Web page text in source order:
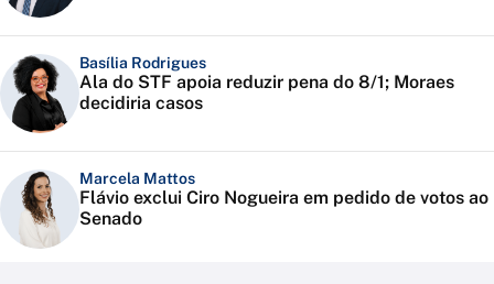
Basília Rodrigues
Ala do STF apoia reduzir pena do 8/1; Moraes
decidiria casos
Marcela Mattos
Flávio exclui Ciro Nogueira em pedido de votos ao
Senado